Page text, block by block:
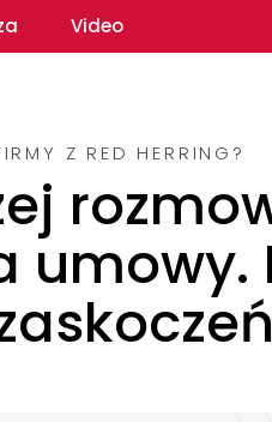
Video
Z RED HERRING?
umowy.